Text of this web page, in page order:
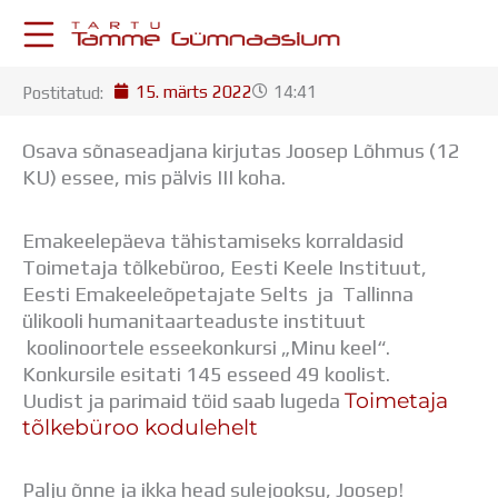
KESKKONNAD
Postkast
Drive
Tamme Leht
Kooliraadio
Koorilaul
ÕPPETÖÖ
Tunniplaan
Aastaplaan
Õppekava
Ainepassid
Õpilastööd (UPT)
Postitatud: 15. märts 2022 14:41
Osava sõnaseadjana kirjutas Joosep Lõhmus (12
KU) essee, mis pälvis III koha.
Emakeelepäeva tähistamiseks korraldasid
Toimetaja tõlkebüroo, Eesti Keele Instituut,
Eesti Emakeeleõpetajate Selts ja Tallinna
ülikooli humanitaarteaduste instituut
koolinoortele esseekonkursi „Minu keel“.
Konkursile esitati 145 esseed 49 koolist.
Uudist ja parimaid töid saab lugeda Toimetaja
tõlkebüroo kodulehelt
Palju õnne ja ikka head sulejooksu, Joosep!